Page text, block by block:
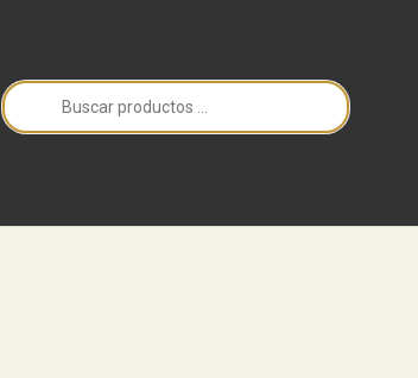
Búsqueda
de
productos